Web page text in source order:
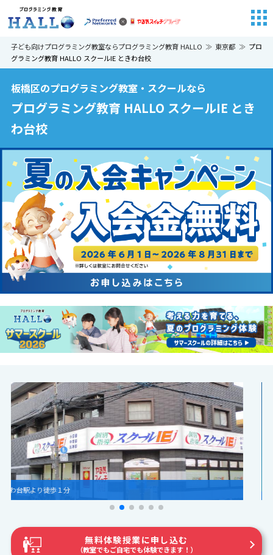
子ども向けプログラミング教室ならプログラミング教育 HALLO 東京都
プロ
グラミング教育 HALLO スクールIE ときわ台校
板橋区のプログラミング教室・スクールなら
プログラミング教育 HALLO スクールIE とき
わ台校
無料体験授業に申し込む
（教室でもご自宅でも体験できます！）